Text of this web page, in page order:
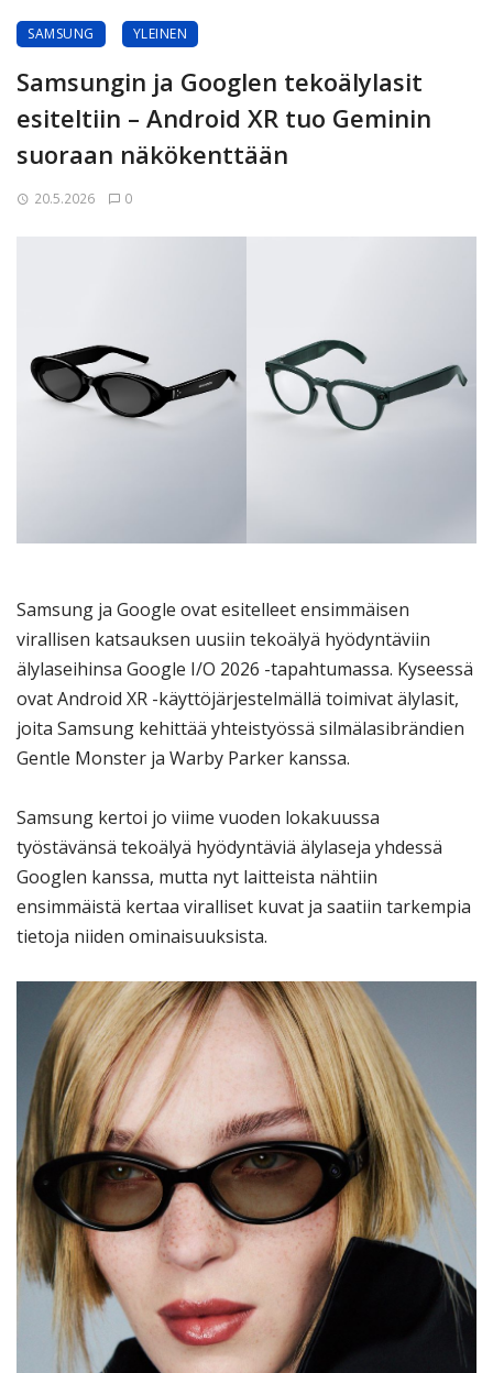
SAMSUNG YLEINEN
Samsungin ja Googlen tekoälylasit
esiteltiin – Android XR tuo Geminin
suoraan näkökenttään
20.5.2026 0
Samsung ja Google ovat esitelleet ensimmäisen
virallisen katsauksen uusiin tekoälyä hyödyntäviin
älylaseihinsa Google I/O 2026 -tapahtumassa. Kyseessä
ovat Android XR -käyttöjärjestelmällä toimivat älylasit,
joita Samsung kehittää yhteistyössä silmälasibrändien
Gentle Monster ja Warby Parker kanssa.
Samsung kertoi jo viime vuoden lokakuussa
työstävänsä tekoälyä hyödyntäviä älylaseja yhdessä
Googlen kanssa, mutta nyt laitteista nähtiin
ensimmäistä kertaa viralliset kuvat ja saatiin tarkempia
tietoja niiden ominaisuuksista.